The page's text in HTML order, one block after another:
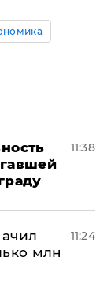
11:38
млн
11:24